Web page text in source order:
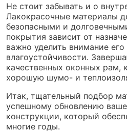
Не стоит забывать и о
Лакокрасочные материалы
безопасными и
покрытия зависит от
важно уделить внимание
влагоустойчивости.
качественных оконных рам,
хорошую шумо- и
Итак, тщательный подбор
успешному обновлению
конструкции, который
многие годы.